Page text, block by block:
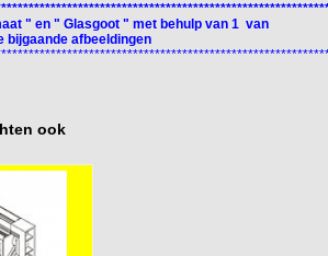
" en " Glasgoot " met behulp van 1 van
bijgaande afbeeldingen
ook